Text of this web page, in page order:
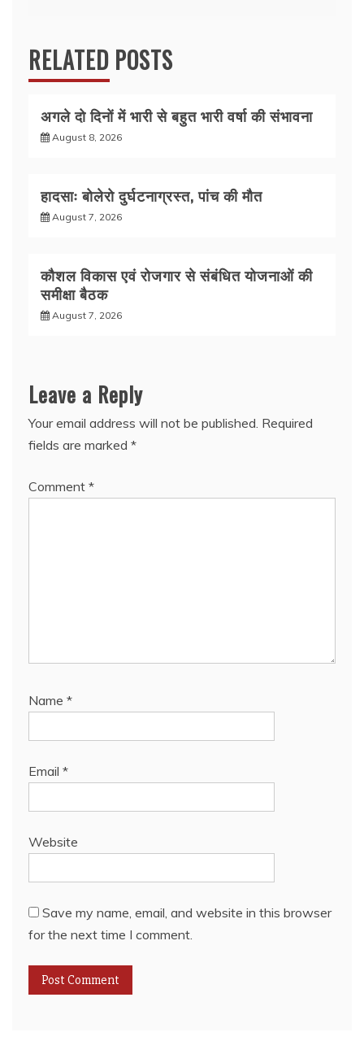
RELATED POSTS
अगले दो दिनों में भारी से बहुत भारी वर्षा की संभावना
August 8, 2026
हादसाः बोलेरो दुर्घटनाग्रस्त, पांच की मौत
August 7, 2026
कौशल विकास एवं रोजगार से संबंधित योजनाओं की
समीक्षा बैठक
August 7, 2026
Leave a Reply
Your email address will not be published. Required
fields are marked *
Comment *
Name *
Email *
Website
Save my name, email, and website in this browser
for the next time I comment.